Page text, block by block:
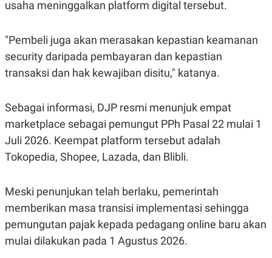
O
T
A
A
D
E
M
R
S
E
E
A
S
E
A
N
G
G
I
N
E
R
usaha meninggalkan platform digital tersebut.
"Pembeli juga akan merasakan kepastian keamanan
security daripada pembayaran dan kepastian
transaksi dan hak kewajiban disitu," katanya.
Sebagai informasi, DJP resmi menunjuk empat
marketplace sebagai pemungut PPh Pasal 22 mulai 1
Juli 2026. Keempat platform tersebut adalah
Tokopedia, Shopee, Lazada, dan Blibli.
Meski penunjukan telah berlaku, pemerintah
memberikan masa transisi implementasi sehingga
pemungutan pajak kepada pedagang online baru akan
mulai dilakukan pada 1 Agustus 2026.